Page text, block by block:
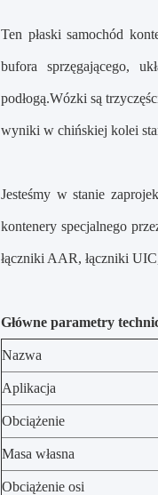
Ten płaski samochód
bufora sprzęgającego,
podłogą.Wózki są
wyniki w chińskiej kolei
Jesteśmy w stanie
kontenery specjalnego
łączniki AAR, łączniki
Główne parametry
Nazwa
Aplikacja
Obciążenie
Masa własna
Obciążenie osi